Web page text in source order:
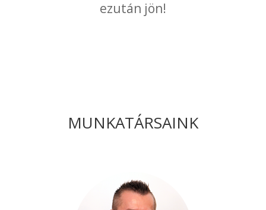
ezután jön!
MUNKATÁRSAINK